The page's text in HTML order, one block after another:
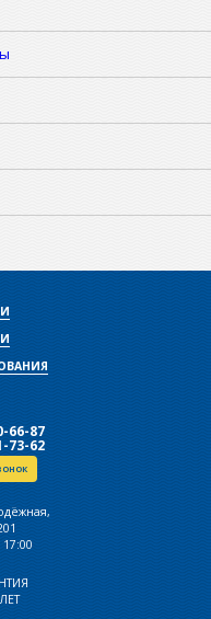
66-87
73-62